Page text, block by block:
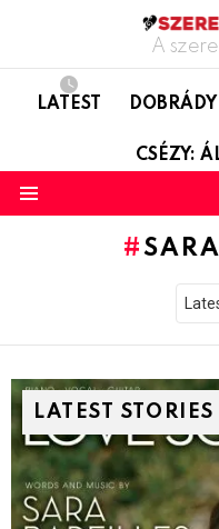
A
LATEST
CSÉZY:
LATEST STORIES